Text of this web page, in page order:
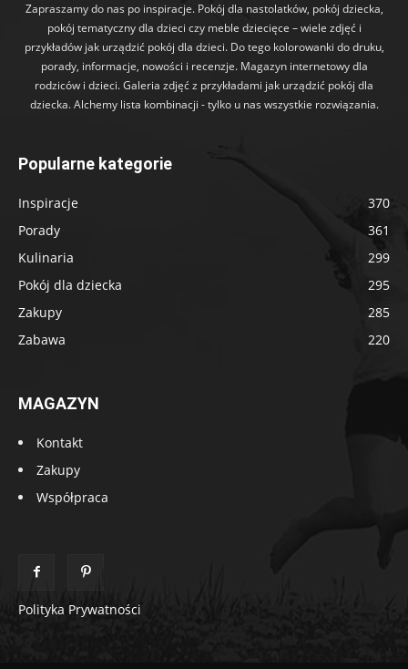
Zapraszamy do nas po inspiracje. Pokój dla nastolatków, pokój dziecka,
pokój tematyczny dla dzieci czy meble dziecięce – wiele zdjęć i
przykładów jak urządzić pokój dla dzieci. Do tego kolorowanki do druku,
porady, informacje, nowości i recenzje. Magazyn internetowy dla
rodziców i dzieci. Galeria zdjęć z przykładami jak urządzić pokój dla
dziecka. Alchemy lista kombinacji - tylko u nas wszystkie rozwiązania.
Popularne kategorie
Inspiracje
370
Porady
361
Kulinaria
299
Pokój dla dziecka
295
Zakupy
285
Zabawa
220
MAGAZYN
Kontakt
Zakupy
Współpraca
Polityka Prywatności